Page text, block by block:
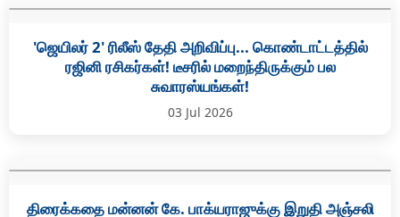
'ஜெயிலர் 2' ரிலீஸ் தேதி அறிவிப்பு... கொண்டாட்டத்தில்
ரஜினி ரசிகர்கள்! டீசரில் மறைந்திருக்கும் பல
சுவாரஸ்யங்கள்!
03 Jul 2026
திரைக்கதை மன்னன் கே. பாக்யராஜுக்கு இறுதி அஞ்சலி